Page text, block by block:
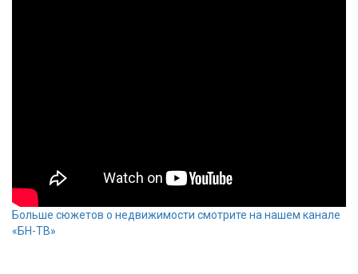
Больше сюжетов о недвижимости смотрите на нашем канале
«БН-ТВ»